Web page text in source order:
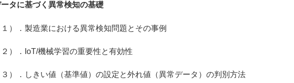
ータに基づく異常検知の基礎
．製造業における異常検知問題とその事例
．IoT/機械学習の重要性と有効性
．しきい値（基準値）の設定と外れ値（異常データ）の判別方法